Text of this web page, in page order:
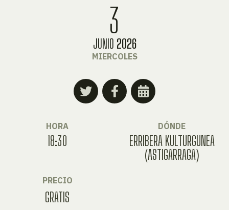
3
JUNIO 2026
MIERCOLES
HORA
18:30
DÓNDE
ERRIBERA KULTURGUNEA
(ASTIGARRAGA)
PRECIO
GRATIS